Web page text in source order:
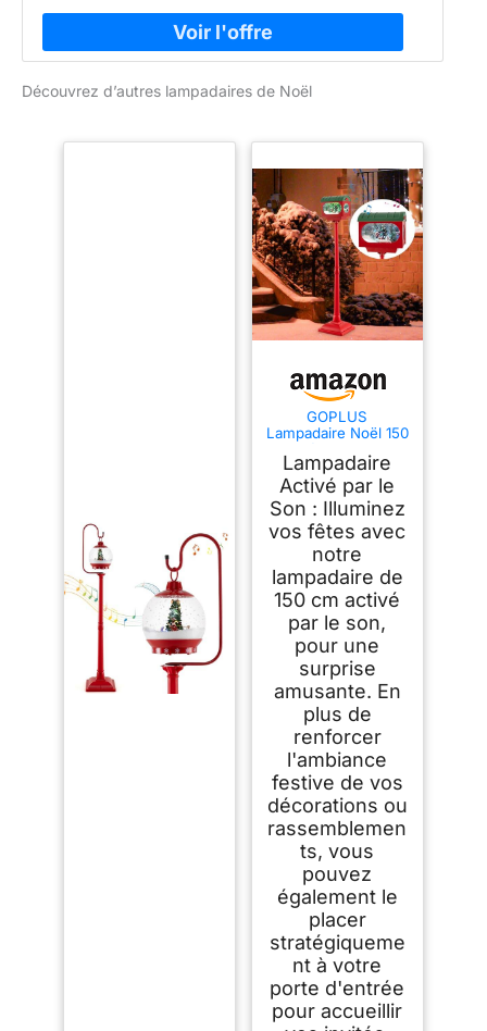
Découvrez d’autres lampadaires de Noël
GOPLUS
Lampadaire Noël 150
Exterieur Tournant
Activé par Son avec
Lumières Colorées,
Musique, Effets
Neige, Scène
Festive, Lanterne
Boite Mail à Neige
Noel (Boite-150CM)
Lampadaire
Activé par le
Son : Illuminez
vos fêtes avec
notre
lampadaire de
150 cm activé
par le son,
pour une
surprise
amusante. En
plus de
renforcer
l'ambiance
festive de vos
décorations ou
rassemblemen
ts, vous
pouvez
également le
placer
stratégiqueme
nt à votre
porte d'entrée
pour accueillir